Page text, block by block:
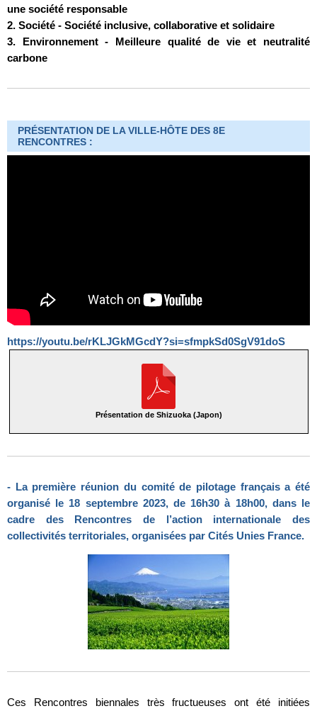
une société responsable
2. Société - Société inclusive, collaborative et solidaire
3. Environnement - Meilleure qualité de vie et neutralité
carbone
PRÉSENTATION DE LA VILLE-HÔTE DES 8E
RENCONTRES :
https://youtu.be/rKLJGkMGcdY?si=sfmpkSd0SgV91doS
Présentation de Shizuoka (Japon)
- La première réunion du comité de pilotage français a été
organisé le 18 septembre 2023, de 16h30 à 18h00, dans le
cadre des Rencontres de l’action internationale des
collectivités territoriales, organisées par Cités Unies France.
Ces Rencontres biennales très fructueuses ont été initiées